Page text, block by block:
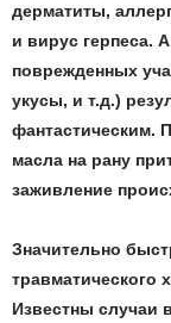
дерматиты,
и вирус герпеса.
поврежденных
укусы, и т.д.)
фантастическим.
масла на рану
заживление
Значительно
травматического
Известны случаи